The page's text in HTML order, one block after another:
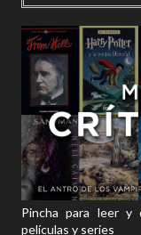
Pincha para leer y
películas y series